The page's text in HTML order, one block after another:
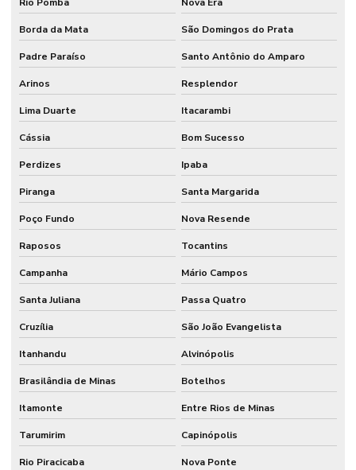
Borda da Mata São Domingos do Prata
Padre Paraíso Santo Antônio do Amparo
Arinos Resplendor
Lima Duarte Itacarambi
Cássia Bom Sucesso
Perdizes Ipaba
Piranga Santa Margarida
Poço Fundo Nova Resende
Raposos Tocantins
Campanha Mário Campos
Santa Juliana Passa Quatro
Cruzília São João Evangelista
Itanhandu Alvinópolis
Brasilândia de Minas Botelhos
Itamonte Entre Rios de Minas
Tarumirim Capinópolis
Rio Piracicaba Nova Ponte